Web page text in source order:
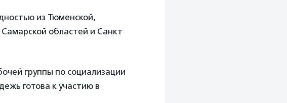
из Тюменской,
Самарской областей и Санкт
группы по социализации
готова к участию в